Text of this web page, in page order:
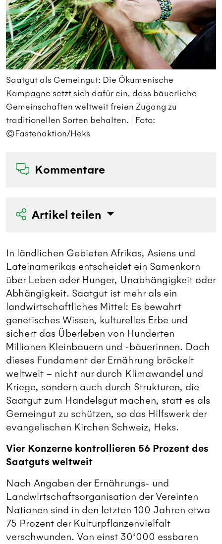
Saatgut als Gemeingut: Die Ökumenische
Kampagne setzt sich dafür ein, dass bäuerliche
Gemeinschaften weltweit freien Zugang zu
traditionellen Sorten behalten. | Foto:
©Fastenaktion/Heks
Kommentare
Artikel teilen
In ländlichen Gebieten Afrikas, Asiens und
Lateinamerikas entscheidet ein Samenkorn
über Leben oder Hunger, Unabhängigkeit oder
Abhängigkeit. Saatgut ist mehr als ein
landwirtschaftliches Mittel: Es bewahrt
genetisches Wissen, kulturelles Erbe und
sichert das Überleben von Hunderten
Millionen Kleinbauern und -bäuerinnen. Doch
dieses Fundament der Ernährung bröckelt
weltweit – nicht nur durch Klimawandel und
Kriege, sondern auch durch Strukturen, die
Saatgut zum Handelsgut machen, statt es als
Gemeingut zu schützen, so das Hilfswerk der
evangelischen Kirchen Schweiz, Heks.
Vier Konzerne kontrollieren 56 Prozent des
Saatguts weltweit
Nach Angaben der Ernährungs- und
Landwirtschaftsorganisation der Vereinten
Nationen sind in den letzten 100 Jahren etwa
75 Prozent der Kulturpflanzenvielfalt
verschwunden. Von einst 30‘000 essbaren